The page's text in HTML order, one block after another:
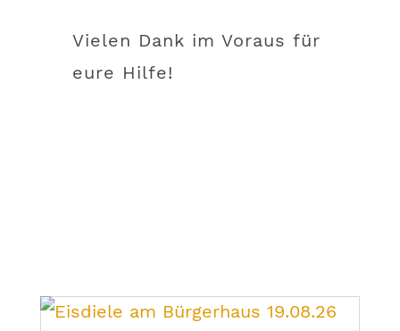
Vielen Dank im Voraus für
eure Hilfe!